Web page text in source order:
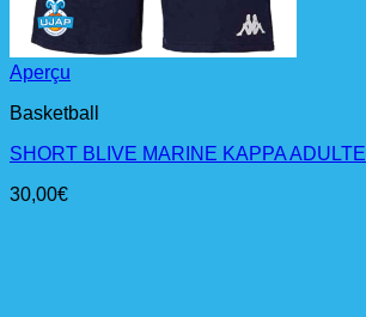
Aperçu
Basketball
SHORT BLIVE MARINE KAPPA ADULTE
30,00€